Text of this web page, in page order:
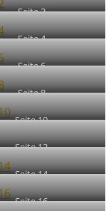
Seite 2
Seite 4
Seite 6
Seite 8
Seite 10
Seite 12
Seite 14
Seite 16